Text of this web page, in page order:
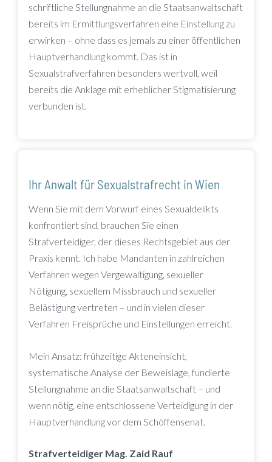
schriftliche Stellungnahme an die Staatsanwaltschaft
bereits im Ermittlungsverfahren eine Einstellung zu
erwirken – ohne dass es jemals zu einer öffentlichen
Hauptverhandlung kommt. Das ist in
Sexualstrafverfahren besonders wertvoll, weil
bereits die Anklage mit erheblicher Stigmatisierung
verbunden ist.
Ihr Anwalt für Sexualstrafrecht in Wien
Wenn Sie mit dem Vorwurf eines Sexualdelikts
konfrontiert sind, brauchen Sie einen
Strafverteidiger, der dieses Rechtsgebiet aus der
Praxis kennt. Ich habe Mandanten in zahlreichen
Verfahren wegen Vergewaltigung, sexueller
Nötigung, sexuellem Missbrauch und sexueller
Belästigung vertreten – und in vielen dieser
Verfahren Freisprüche und Einstellungen erreicht.
Mein Ansatz: frühzeitige Akteneinsicht,
systematische Analyse der Beweislage, fundierte
Stellungnahme an die Staatsanwaltschaft – und
wenn nötig, eine entschlossene Verteidigung in der
Hauptverhandlung vor dem Schöffensenat.
Strafverteidiger Mag. Zaid Rauf